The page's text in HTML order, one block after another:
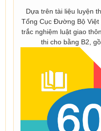
Dựa trên tài liệu luyện
Tổng Cục Đường Bộ
trắc nghiệm luật giao
thi cho bằng B2,